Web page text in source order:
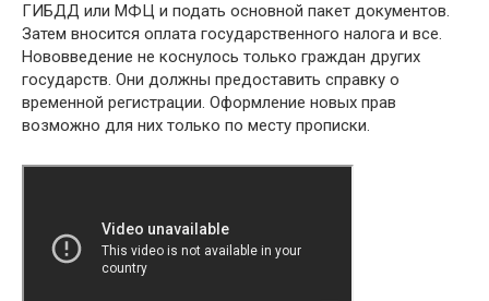
ГИБДД или МФЦ и подать основной пакет документов.
Затем вносится оплата государственного налога и все.
Нововведение не коснулось только граждан других
государств. Они должны предоставить справку о
временной регистрации. Оформление новых прав
возможно для них только по месту прописки.